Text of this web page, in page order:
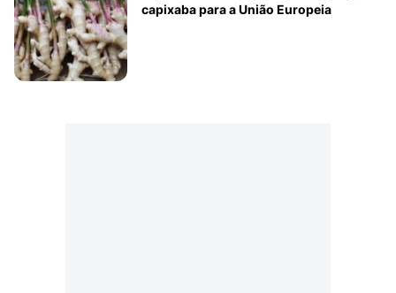
capixaba para a União Europeia